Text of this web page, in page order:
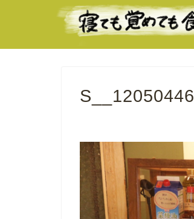
S__12050446